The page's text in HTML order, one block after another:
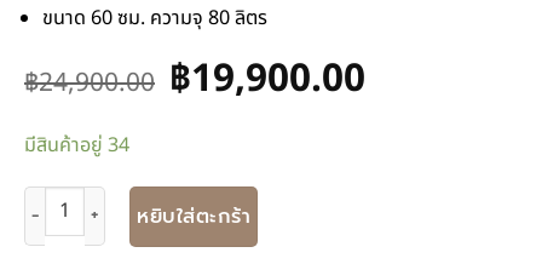
ขนาด 60 ซม. ความจุ 80 ลิตร
฿24,900.00 ฿19,900.00
มีสินค้าอยู่ 34
หยิบใส่ตะกร้า